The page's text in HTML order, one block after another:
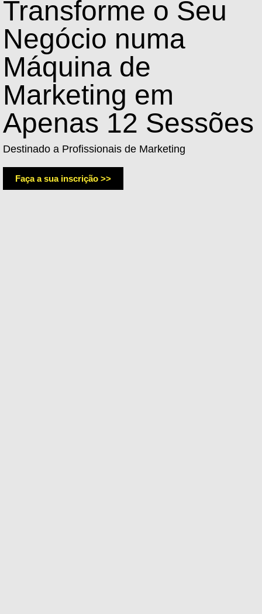
Transforme o Seu
Negócio numa
Máquina de
Marketing em
Apenas 12 Sessões
Destinado a Profissionais de Marketing
Faça a sua inscrição >>